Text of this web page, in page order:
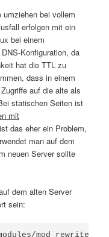
bei vollem
erfolgen mit ein
bei einem
Konfiguration, da
hat die TTL zu
dass in einem
auf die alte als
statischen Seiten ist
mit
das eher ein Problem,
man auf dem
neuen Server sollte
dem alten Server
sein:
mod_rewrite.so